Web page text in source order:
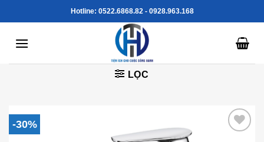
to
Hotline: 0522.6868.82 - 0928.963.168
LỌC
-30%